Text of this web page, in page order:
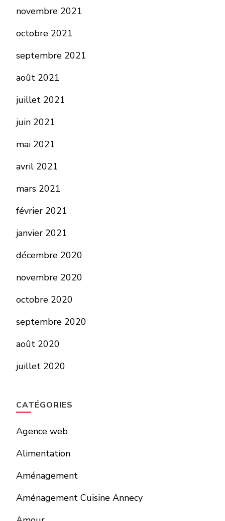
novembre 2021
octobre 2021
septembre 2021
août 2021
juillet 2021
juin 2021
mai 2021
avril 2021
mars 2021
février 2021
janvier 2021
décembre 2020
novembre 2020
octobre 2020
septembre 2020
août 2020
juillet 2020
CATÉGORIES
Agence web
Alimentation
Aménagement
Aménagement Cuisine Annecy